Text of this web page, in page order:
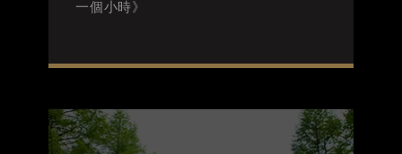
一個小時》